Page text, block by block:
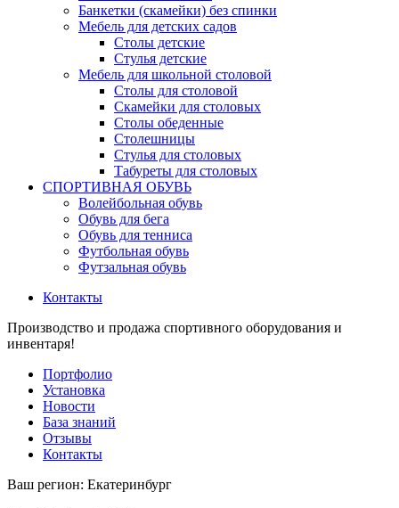
Банкетки (скамейки) без спинки
Мебель для детских садов
Столы детские
Стулья детские
Мебель для школьной столовой
Столы для столовой
Скамейки для столовых
Столы обеденные
Столешницы
Стулья для столовых
Табуреты для столовых
СПОРТИВНАЯ ОБУВЬ
Волейбольная обувь
Обувь для бега
Обувь для тенниса
Футбольная обувь
Футзальная обувь
Контакты
Производство и продажа спортивного оборудования и
инвентаря!
Портфолио
Установка
Новости
База знаний
Отзывы
Контакты
Ваш регион: Екатеринбург